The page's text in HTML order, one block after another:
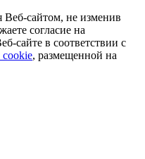
Веб-сайтом, не изменив
согласие на
сайте в соответствии с
cookie, размещенной на